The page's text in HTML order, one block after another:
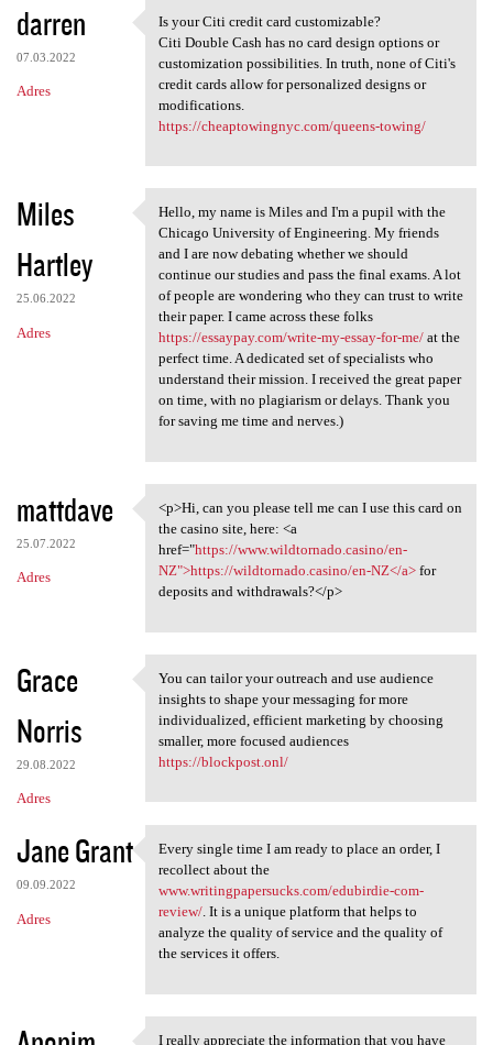
darren
07.03.2022
Adres
Is your Citi credit card
Is your Citi credit card customizable?
Citi Double Cash has no card design options or
customization possibilities. In truth, none of Citi's
credit cards allow for personalized designs or
modifications.
https://cheaptowingnyc.com/queens-towing/
Miles
Hartley
25.06.2022
Adres
Hello, my name is Miles and I
Hello, my name is Miles and I'm a pupil with the
Chicago University of Engineering. My friends
and I are now debating whether we should
continue our studies and pass the final exams. A lot
of people are wondering who they can trust to write
their paper. I came across these folks
https://essaypay.com/write-my-essay-for-me/at the
perfect time. A dedicated set of specialists who
understand their mission. I received the great paper
on time, with no plagiarism or delays. Thank you
for saving me time and nerves.)
mattdave
25.07.2022
Adres
<p>Hi, can you please tell me
<p>Hi, can you please tell me can I use this card on
the casino site, here: <a
href="https://www.wildtornado.casino/en-
NZ">https://wildtornado.casino/en-NZ</a>for
deposits and withdrawals?</p>
Grace
Norris
29.08.2022
Adres
You can tailor your outreach
You can tailor your outreach and use audience
insights to shape your messaging for more
individualized, efficient marketing by choosing
smaller, more focused audiences
https://blockpost.onl/
Jane Grant
09.09.2022
Adres
Every single time I am ready
Every single time I am ready to place an order, I
recollect about the
www.writingpapersucks.com/edubirdie-com-
review/. It is a unique platform that helps to
analyze the quality of service and the quality of
the services it offers.
I really appreciate the information that you have